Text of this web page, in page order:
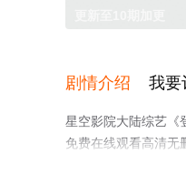
剧情介绍 我要
星空影院大陆综艺《
免费在线观看高清无